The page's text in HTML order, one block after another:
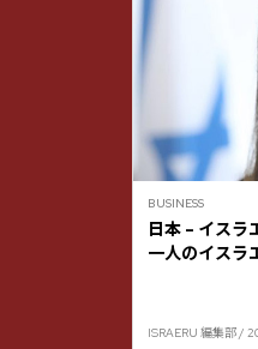
BUSINESS
日本 – イスラ
一人のイスラ
ISRAERU 編集部 /